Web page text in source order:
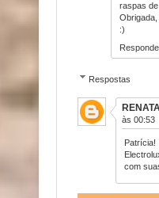
raspas de
:)
Respostas
às 00:53
Patrícia!
com